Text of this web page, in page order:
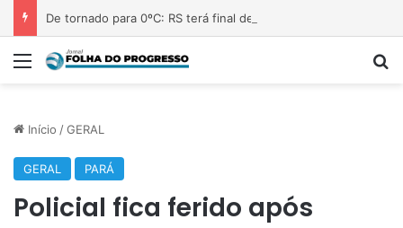
Menu
Início /GERAL
GERAL PARÁ
Policial fica ferido após